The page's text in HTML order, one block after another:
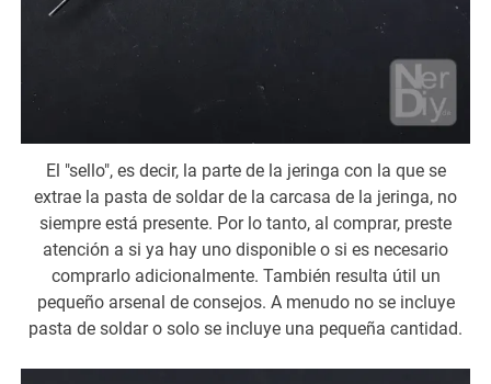
El "sello", es decir, la parte de la jeringa con la que se
extrae la pasta de soldar de la carcasa de la jeringa, no
siempre está presente. Por lo tanto, al comprar, preste
atención a si ya hay uno disponible o si es necesario
comprarlo adicionalmente. También resulta útil un
pequeño arsenal de consejos. A menudo no se incluye
pasta de soldar o solo se incluye una pequeña cantidad.